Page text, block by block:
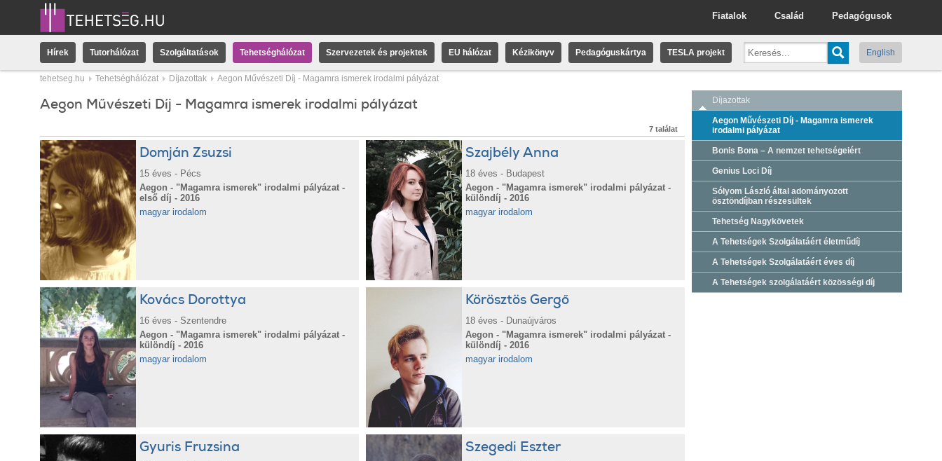
Pedagógusok
Család
Fiatalok
Hírek Tutorhálózat Szolgáltatások Tehetséghálózat Szervezetek és projektek EU hálózat Kézikönyv Pedagóguskártya TESLA projekt English
tehetseg.hu Tehetséghálózat Díjazottak Aegon Művészeti Díj - Magamra ismerek irodalmi pályázat
Aegon Művészeti Díj - Magamra ismerek irodalmi pályázat
7 találat
Domján Zsuzsi
15 éves - Pécs
Aegon - "Magamra ismerek" irodalmi pályázat -
első díj - 2016
magyar irodalom
Szajbély Anna
18 éves - Budapest
Aegon - "Magamra ismerek" irodalmi pályázat -
különdíj - 2016
magyar irodalom
Kovács Dorottya
16 éves - Szentendre
Aegon - "Magamra ismerek" irodalmi pályázat -
különdíj - 2016
magyar irodalom
Körösztös Gergő
18 éves - Dunaújváros
Aegon - "Magamra ismerek" irodalmi pályázat -
különdíj - 2016
magyar irodalom
Gyuris Fruzsina Szegedi Eszter
Díjazottak
Aegon Művészeti Díj - Magamra ismerek
irodalmi pályázat
Bonis Bona – A nemzet tehetségeiért
Genius Loci Díj
Sólyom László által adományozott
ösztöndíjban részesültek
Tehetség Nagykövetek
A Tehetségek Szolgálatáért életműdíj
A Tehetségek Szolgálatáért éves díj
A Tehetségek szolgálatáért közösségi díj